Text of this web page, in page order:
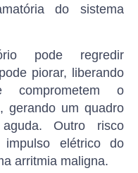
do sistema
pode regredir
piorar, liberando
comprometem o
gerando um quadro
Outro risco
elétrico do
arritmia maligna.